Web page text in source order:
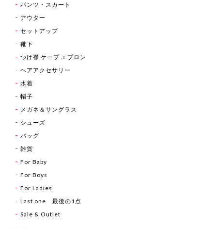
パンツ・スカート
アウター
セットアップ
靴下
つけ襟 ケープ エプロン
ヘアアクセサリー
水着
帽子
メガネ＆サングラス
シューズ
バッグ
雑貨
For Baby
For Boys
For Ladies
Last one 最後の1点
Sale & Outlet